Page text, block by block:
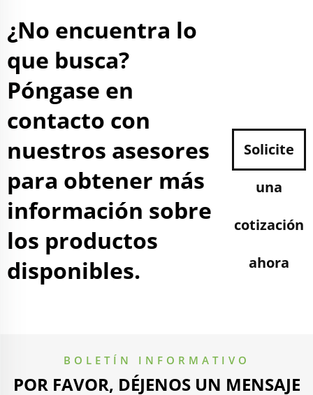
¿No encuentra lo
que busca?
Póngase en
contacto con
nuestros asesores
para obtener más
información sobre
los productos
disponibles.
Solicite
una
cotización
ahora
BOLETÍN INFORMATIVO
POR FAVOR, DÉJENOS UN MENSAJE